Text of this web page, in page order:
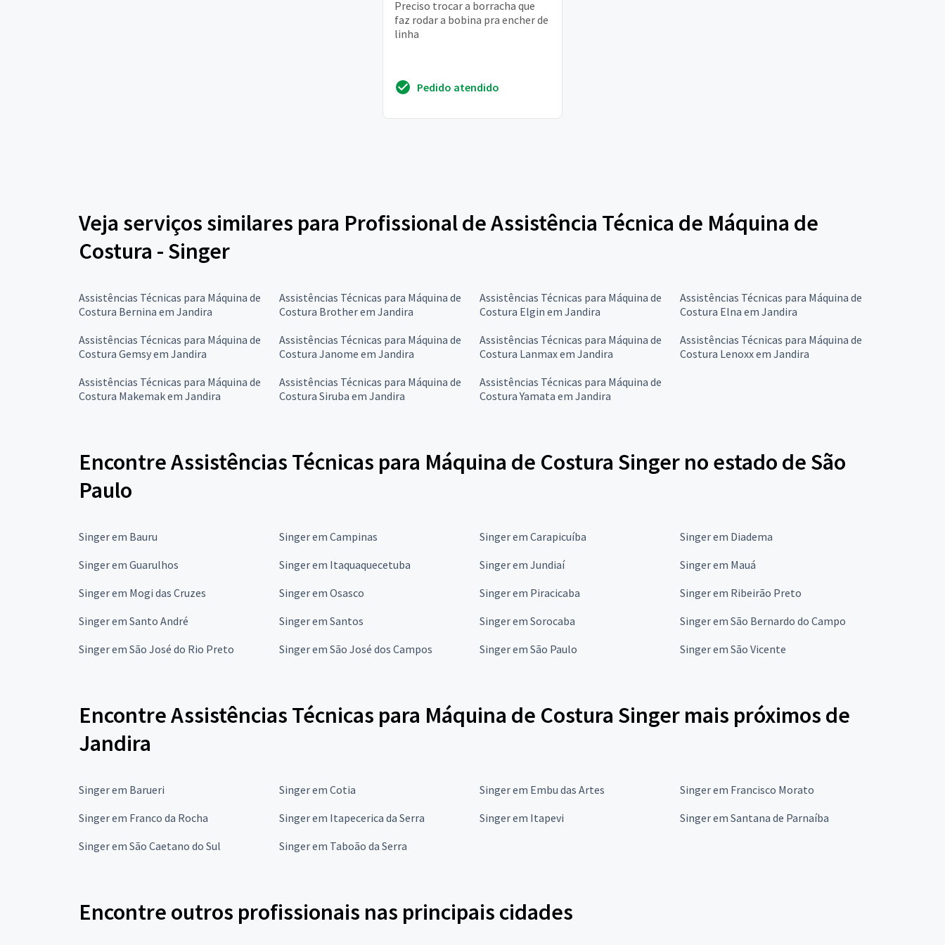
Preciso trocar a borracha que
faz rodar a bobina pra encher de
linha
Pedido atendido
Veja serviços similares para Profissional de Assistência Técnica de Máquina de
Costura - Singer
Assistências Técnicas para Máquina de
Costura Bernina em Jandira
Assistências Técnicas para Máquina de
Costura Brother em Jandira
Assistências Técnicas para Máquina de
Costura Elgin em Jandira
Assistências Técnicas para Máquina de
Costura Elna em Jandira
Assistências Técnicas para Máquina de
Costura Gemsy em Jandira
Assistências Técnicas para Máquina de
Costura Janome em Jandira
Assistências Técnicas para Máquina de
Costura Lanmax em Jandira
Assistências Técnicas para Máquina de
Costura Lenoxx em Jandira
Assistências Técnicas para Máquina de
Costura Makemak em Jandira
Assistências Técnicas para Máquina de
Costura Siruba em Jandira
Assistências Técnicas para Máquina de
Costura Yamata em Jandira
Encontre Assistências Técnicas para Máquina de Costura Singer no estado de São
Paulo
Singer em Bauru Singer em Campinas Singer em Carapicuíba
Singer em Diadema
Singer em Guarulhos
Singer em Itaquaquecetuba Singer em Jundiaí
Singer em Mauá
Singer em Mogi das Cruzes
Singer em Osasco Singer em Piracicaba
Singer em Ribeirão Preto
Singer em Santo André
Singer em Santos Singer em Sorocaba
Singer em São Bernardo do Campo
Singer em São José do Rio Preto
Singer em São José dos Campos Singer em São Paulo Singer em São Vicente
Encontre Assistências Técnicas para Máquina de Costura Singer mais próximos de
Jandira
Singer em Barueri Singer em Cotia Singer em Embu das Artes
Singer em Francisco Morato
Singer em Franco da Rocha
Singer em Itapecerica da Serra Singer em Itapevi
Singer em Santana de Parnaíba
Singer em São Caetano do Sul
Singer em Taboão da Serra
Encontre outros profissionais nas principais cidades